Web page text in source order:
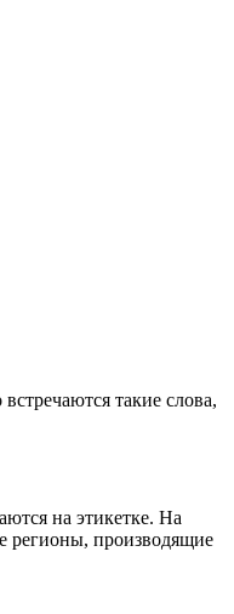
такие слова,
на этикетке. На
регионы, производящие